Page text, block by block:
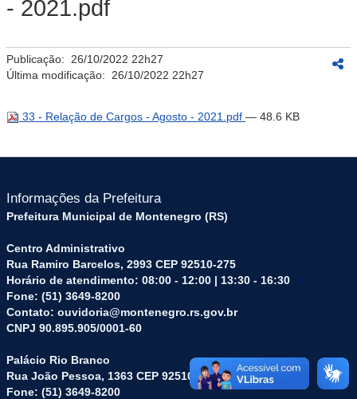
- 2021.pdf
Publicação: 26/10/2022 22h27
Última modificação: 26/10/2022 22h27
33 - Relação de Cargos - Agosto - 2021.pdf — 48.6 KB
Informações da Prefeitura
Prefeitura Municipal de Montenegro (RS)
Centro Administrativo
Rua Ramiro Barcelos, 2993 CEP 92510-275
Horário de atendimento: 08:00 - 12:00 | 13:30 - 16:30
Fone: (51) 3649-8200
Contato: ouvidoria@montenegro.rs.gov.br
CNPJ 90.895.905/0001-60
Palácio Rio Branco
Rua João Pessoa, 1363 CEP 92510-045
Fone: (51) 3649-8200